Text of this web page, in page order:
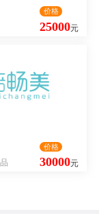
25000元
价格
30000元
价格